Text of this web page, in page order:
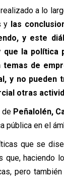
a lo
y las
y este
la política
temas de
y no pueden
otras
de Peñalolén,
pública en el
que se
que, haciendo
pero